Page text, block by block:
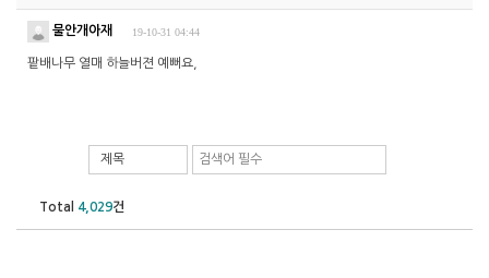
물안개아재 19-10-31 04:44
팥배나무 열매 하늘버젼 예뻐요,
제목
Total 4,029건